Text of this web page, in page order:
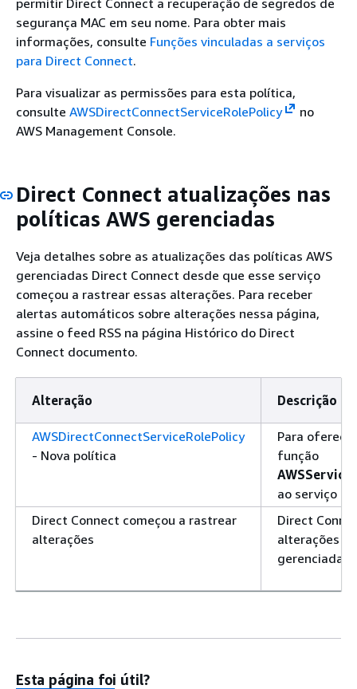
segurança MAC em seu nome. Para obter mais
informações, consulte Funções vinculadas a serviços
para Direct Connect.
Para visualizar as permissões para esta política,
consulte AWSDirectConnectServiceRolePolicy
no
AWS Management Console.
Direct Connect atualizações nas
políticas AWS gerenciadas
Veja detalhes sobre as atualizações das políticas AWS
gerenciadas Direct Connect desde que esse serviço
começou a rastrear essas alterações. Para receber
alertas automáticos sobre alterações nessa página,
assine o feed RSS na página Histórico do Direct
Connect documento.
Alteração Descrição
AWSDirectConnectServiceRolePolicy
- Nova política
Para
função
ao serviço
Direct Connect começou a rastrear
alterações
Direct
alterações
gerenciadas.
Esta página foi útil?